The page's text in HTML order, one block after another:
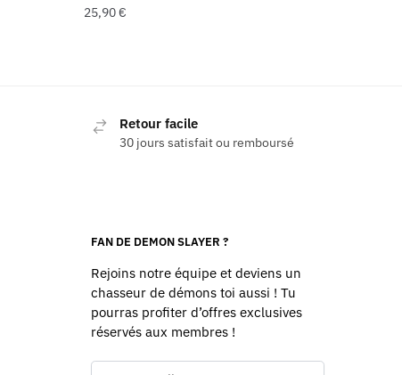
25,90€
Retour facile
30 jours satisfait ou remboursé
FAN DE DEMON SLAYER ?
Rejoins notre équipe et deviens un
chasseur de démons toi aussi ! Tu
pourras profiter d’offres exclusives
réservés aux membres !